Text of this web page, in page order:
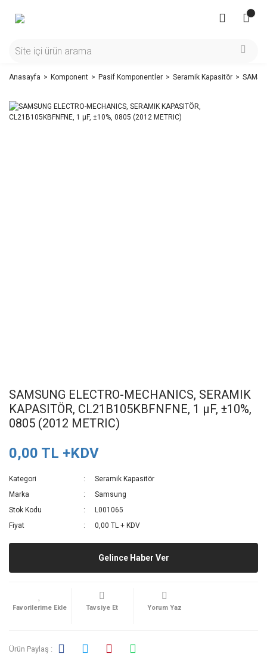
Anasayfa Komponent Pasif Komponentler Seramik Kapasitör
SAMSUNG ELECTRO-MECHANICS, SERAMIK
KAPASITÖR, CL21B105KBFNFNE, 1 µF, ±10%,
0805 (2012 METRIC)
0,00 TL +KDV
Kategori
Seramik Kapasitör
Marka
Samsung
Stok Kodu
L001065
Fiyat
0,00 TL + KDV
Gelince Haber Ver
Tavsiye Et Yorum Yaz
Ürün Paylaş :